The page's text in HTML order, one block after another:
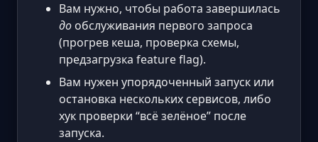
Вам нужно, чтобы работа завершилась
до обслуживания первого запроса
(прогрев кеша, проверка схемы,
предзагрузка feature flag).
Вам нужен упорядоченный запуск или
остановка нескольких сервисов, либо
хук проверки “всё зелёное” после
запуска.